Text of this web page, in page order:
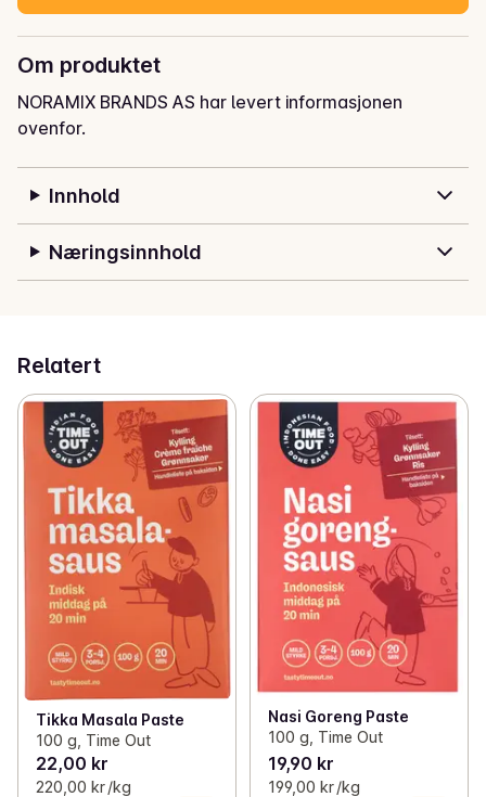
Om produktet
NORAMIX BRANDS AS har levert informasjonen
ovenfor.
Innhold
Næringsinnhold
Relatert
Tikka Masala Paste
100 g, Time Out
22,00 kr
220,00 kr /kg
Nasi Goreng Paste
100 g, Time Out
19,90 kr
199,00 kr /kg